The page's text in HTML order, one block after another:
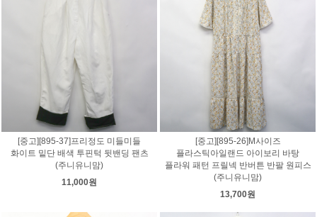
[중고][895-37]프리정도 미들미들
화이트 밑단 배색 투핀턱 뒷밴딩 팬츠
(주니유니맘)
11,000원
[중고][895-26]M사이즈
플라스틱아일랜드 아이보리 바탕
플라워 패턴 프릴넥 반버튼 반팔 원피스
(주니유니맘)
13,700원